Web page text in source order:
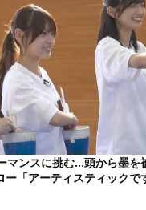
マンスに挑む…頭から墨を
ー「アーティスティックで